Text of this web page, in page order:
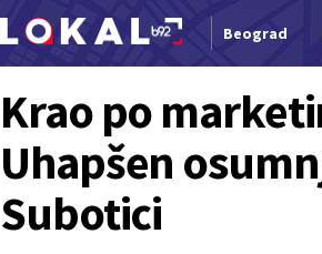
Beograd
Krao po
Uhapšen
Subotici